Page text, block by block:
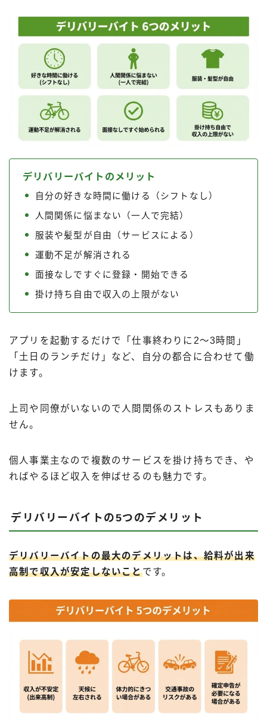
デリバリーバイトのメリット
自分の好きな時間に働ける（シフトなし）
人間関係に悩まない（一人で完結）
服装や髪型が自由（サービスによる）
運動不足が解消される
面接なしですぐに登録・開始できる
掛け持ち自由で収入の上限がない
アプリを起動するだけで「仕事終わりに2〜3時間」
「土日のランチだけ」など、自分の都合に合わせて働
けます。
上司や同僚がいないので人間関係のストレスもありま
せん。
個人事業主なので複数のサービスを掛け持ちでき、や
ればやるほど収入を伸ばせるのも魅力です。
デリバリーバイトの5つのデメリット
デリバリーバイトの最大のデメリットは、給料が出来
高制で収入が安定しないことです。